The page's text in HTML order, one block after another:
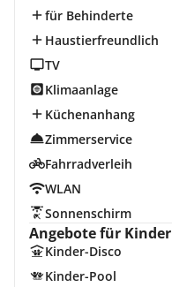
für Behinderte
Haustierfreundlich
TV
Klimaanlage
Küchenanhang
Zimmerservice
Fahrradverleih
WLAN
Sonnenschirm
Angebote für Kinder
Kinder-Disco
Kinder-Pool